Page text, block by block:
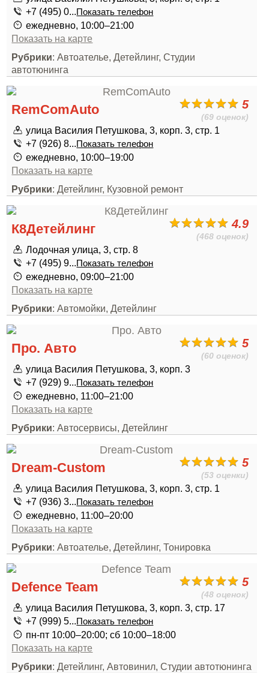
+7 (495) 0...Показать телефон
ежедневно, 10:00–21:00
Показать на карте
Рубрики: Автоателье, Детейлинг, Студии
автотюнинга
5
(69 оценок)
RemComAuto
улица Василия Петушкова, 3, корп. 3, стр. 1
+7 (926) 8...Показать телефон
ежедневно, 10:00–19:00
Показать на карте
Рубрики: Детейлинг, Кузовной ремонт
4.9
(468 оценок)
К8Детейлинг
Лодочная улица, 3, стр. 8
+7 (495) 9...Показать телефон
ежедневно, 09:00–21:00
Показать на карте
Рубрики: Автомойки, Детейлинг
5
(60 оценок)
Про. Авто
улица Василия Петушкова, 3, корп. 3
+7 (929) 9...Показать телефон
ежедневно, 11:00–21:00
Показать на карте
Рубрики: Автосервисы, Детейлинг
5
(53 оценки)
Dream-Custom
улица Василия Петушкова, 3, корп. 3, стр. 1
+7 (936) 3...Показать телефон
ежедневно, 11:00–20:00
Показать на карте
Рубрики: Автоателье, Детейлинг, Тонировка
5
(48 оценок)
Defence Team
улица Василия Петушкова, 3, корп. 3, стр. 17
+7 (999) 5...Показать телефон
пн-пт 10:00–20:00; сб 10:00–18:00
Показать на карте
Рубрики: Детейлинг, Автовинил, Студии автотюнинга